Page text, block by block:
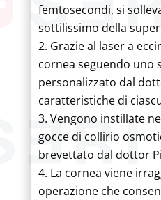
femtosecondi, si
sottilissimo della
Grazie al laser a
cornea seguendo uno
personalizzato dal
caratteristiche di
Vengono instillate
gocce di collirio
brevettato dal dottor
La cornea viene
operazione che